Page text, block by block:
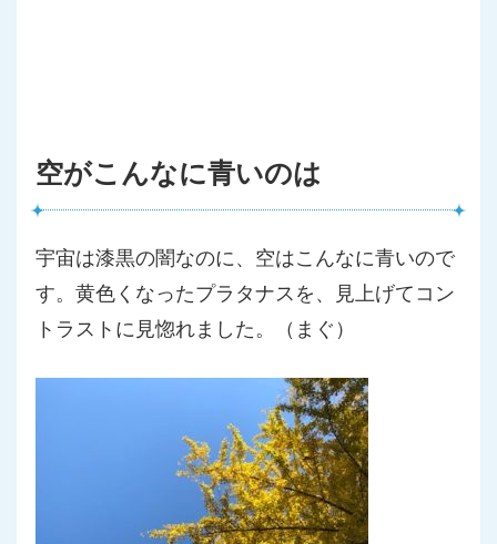
空がこんなに青いのは
宇宙は漆黒の闇なのに、空はこんなに青いので
す。黄色くなったプラタナスを、見上げてコン
トラストに見惚れました。（まぐ）